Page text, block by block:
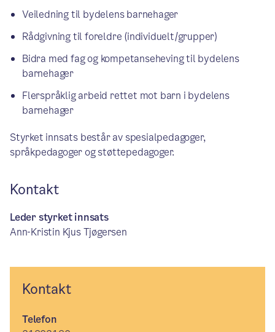
Veiledning til bydelens barnehager
Rådgivning til foreldre (individuelt/grupper)
Bidra med fag og kompetanseheving til bydelens
barnehager
Flerspråklig arbeid rettet mot barn i bydelens
barnehager
Styrket innsats består av spesialpedagoger,
språkpedagoger og støttepedagoger.
Kontakt
Leder styrket innsats
Ann-Kristin Kjus Tjøgersen
Kontakt
Telefon